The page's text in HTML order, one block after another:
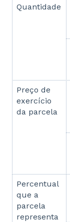
Quantidade
Preço de
exercício
da parcela
Percentual
que a
parcela
representa